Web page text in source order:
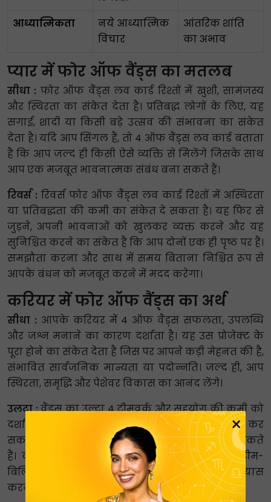
आध्यात्मिकता
नये आध्यात्मिक
विचार
आंतरिक शांति
का अभाव
प्यार में फोर ऑफ वैंड्स का मतलब
सीधा : फोर ऑफ वैंड्स लव कार्ड रिश्तों में खुशी, सामंजस्य
और स्थिरता का संकेत देता है। प्रतिबद्ध लोगों के लिए, यह
सगाई, शादी या किसी बड़े उत्सव की संभावना का संकेत
देता है। यदि आप सिंगल हैं, तो 4 ऑफ वैंड्स लव कार्ड बताता
है कि आप जल्द ही किसी ऐसे व्यक्ति से मिलेंगे जिसके साथ
आप एक मजबूत भावनात्मक संबंध बना सकते हैं।
रिवर्स : रिवर्स फोर ऑफ वैंड्स लव कार्ड रिश्तों में अस्थिरता
या प्रतिबद्धता की कमी का संकेत दे सकता है। यह फिर से
जुड़ने, अपनी भावनाओं को खुलकर व्यक्त करने और यह
सुनिश्चित करने का संकेत है कि आप दोनों एक ही पृष्ठ पर हैं।
समझौता करना और साथ में समय बिताना निश्चित रूप से
आपके बंधन को मजबूत करने में मदद करेगा।
करियर में फोर ऑफ वैंड्स का अर्थ
सीधा : आपके करियर में 4 ऑफ वैंड्स सफलता, उपलब्धि
और जश्न मनाने का कारण दर्शाता है। यह उस प्रोजेक्ट के
पूरा होने का संकेत देता है जिस पर आपने कड़ी मेहनत की है,
संभावित सार्वजनिक मान्यता या पदोन्नति। जल्द ही, आप
स्थिरता, समृद्धि और पेशेवर विकास का आनंद लेंगे।
उलटा :वैंड्स का उल्टा 4 टीमवर्क और सहयोग की कमी को
दर्शाता है। आप अपने सहकर्मियों से अलग-थलग महसूस कर
सकते हैं या खुद को बाहरी व्यक्ति की तरह महसूस कर सकते
हैं। करियर रीडिंग में यह कार्ड मिलना पुल बनाने, टीम-
बिल्डिंग इवेंट आयोजित करने और कनेक्ट होने का प्रयास
करने का संकेत है।
×